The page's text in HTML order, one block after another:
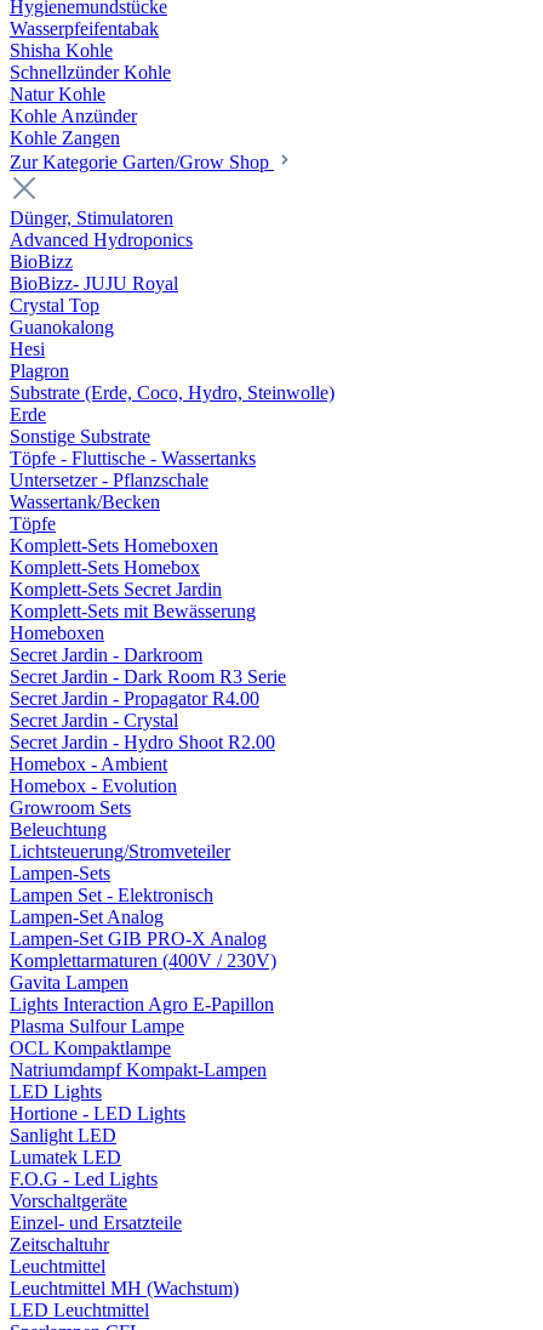
Hygienemundstücke
Wasserpfeifentabak
Shisha Kohle
Schnellzünder Kohle
Natur Kohle
Kohle Anzünder
Kohle Zangen
Zur Kategorie Garten/Grow Shop
Dünger, Stimulatoren
Advanced Hydroponics
BioBizz
BioBizz- JUJU Royal
Crystal Top
Guanokalong
Hesi
Plagron
Substrate (Erde, Coco, Hydro, Steinwolle)
Erde
Sonstige Substrate
Töpfe - Fluttische - Wassertanks
Untersetzer - Pflanzschale
Wassertank/Becken
Töpfe
Komplett-Sets Homeboxen
Komplett-Sets Homebox
Komplett-Sets Secret Jardin
Komplett-Sets mit Bewässerung
Homeboxen
Secret Jardin - Darkroom
Secret Jardin - Dark Room R3 Serie
Secret Jardin - Propagator R4.00
Secret Jardin - Crystal
Secret Jardin - Hydro Shoot R2.00
Homebox - Ambient
Homebox - Evolution
Growroom Sets
Beleuchtung
Lichtsteuerung/Stromveteiler
Lampen-Sets
Lampen Set - Elektronisch
Lampen-Set Analog
Lampen-Set GIB PRO-X Analog
Komplettarmaturen (400V / 230V)
Gavita Lampen
Lights Interaction Agro E-Papillon
Plasma Sulfour Lampe
OCL Kompaktlampe
Natriumdampf Kompakt-Lampen
LED Lights
Hortione - LED Lights
Sanlight LED
Lumatek LED
F.O.G - Led Lights
Vorschaltgeräte
Einzel- und Ersatzteile
Zeitschaltuhr
Leuchtmittel
Leuchtmittel MH (Wachstum)
LED Leuchtmittel